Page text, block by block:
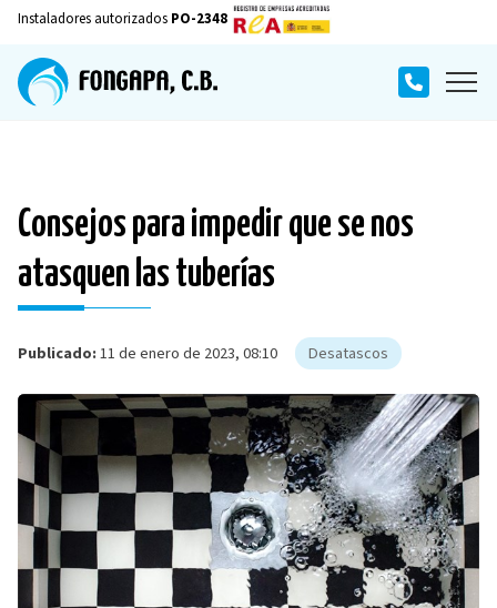
Instaladores autorizados PO-2348
Consejos para impedir que se nos
atasquen las tuberías
Publicado:11 de enero de 2023, 08:10 Desatascos